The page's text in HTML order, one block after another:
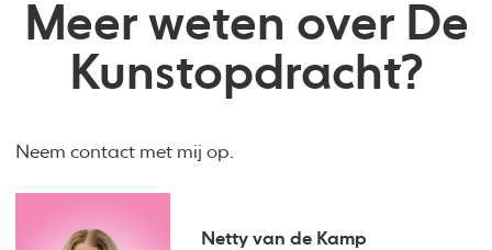
Meer weten over De
Kunstopdracht?
Neem contact met mij op.
Netty van de Kamp